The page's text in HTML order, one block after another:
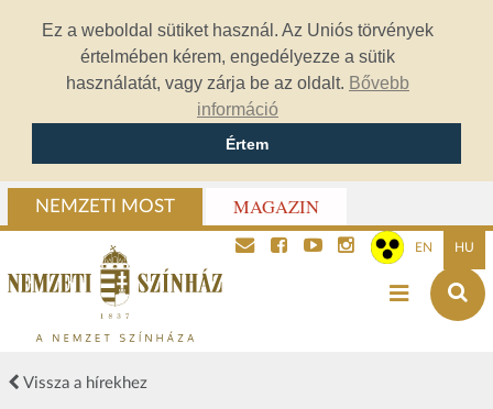
Ez a weboldal sütiket használ. Az Uniós törvények
értelmében kérem, engedélyezze a sütik
használatát, vagy zárja be az oldalt. Bővebb
információ
Értem
NEMZETI MOST MAGAZIN
EN HU
Vissza a hírekhez